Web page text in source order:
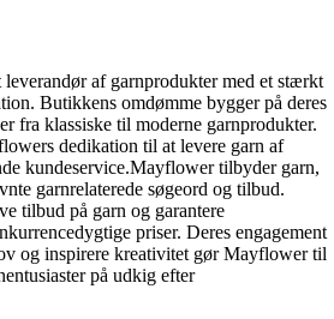
af garnprodukter med et stærkt
Butikkens omdømme bygger på deres
fra klassiske til moderne garnprodukter.
dedikation til at levere garn af
kundeservice.Mayflower tilbyder garn,
garnrelaterede søgeord og tilbud.
tilbud på garn og garantere
priser. Deres engagement
og inspirere kreativitet gør Mayflower til
på udkig efter